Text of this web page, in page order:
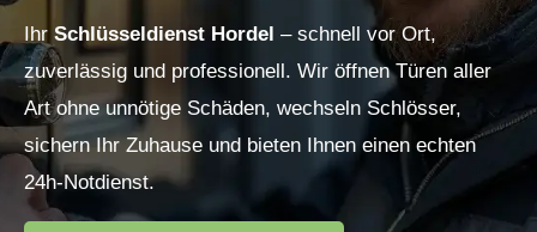
Ihr Schlüsseldienst Hordel – schnell vor Ort,
zuverlässig und professionell. Wir öffnen Türen aller
Art ohne unnötige Schäden, wechseln Schlösser,
sichern Ihr Zuhause und bieten Ihnen einen echten
24h-Notdienst.